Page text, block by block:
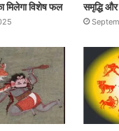
मिलेगा विशेष फल
समृद्धि